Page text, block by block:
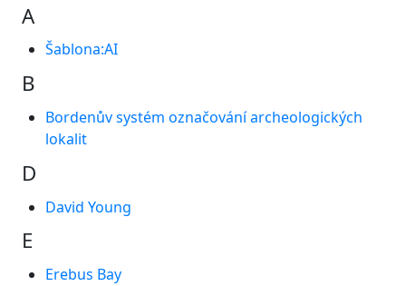
A
Šablona:AI
B
Bordenův systém označování archeologických
lokalit
D
David Young
E
Erebus Bay